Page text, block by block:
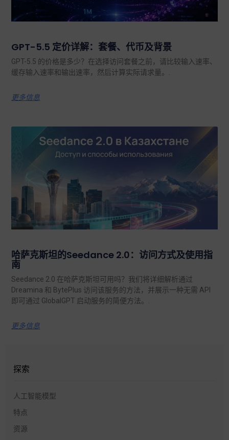
GPT-5.5 定价详解：套餐、代币及背景
GPT-5.5 的价格是多少？在选择访问套餐之前，请比较输入速率、
缓存输入速率和输出速率，然后计算实际请求量。.
更多信息
哈萨克斯坦的Seedance 2.0：访问方式及使用指
南
Seedance 2.0 在哈萨克斯坦可用吗？我们将详细解析通过
Dreamina 和 BytePlus 访问该服务的方法，并展示一种无需 API
即可通过 GlobalGPT 启动服务的简便方法。.
更多信息
探索
人工智能模型
特点
资源